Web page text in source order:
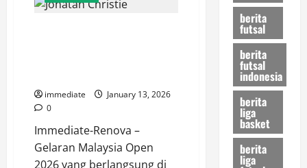
Cedera,
immediate
January 13, 2026
0
Immediate-Renova –
Gelaran Malaysia Open
2026 yang berlangsung di
berita
futsal
berita
futsal
indonesia
berita
liga
basket
berita
liga